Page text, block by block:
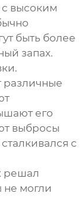
высоким
быть более
запах.
различные
его
выбросы
с
решал
не могли